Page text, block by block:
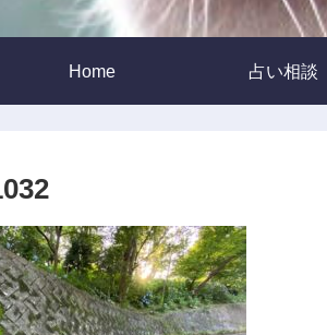
Home 占い相談